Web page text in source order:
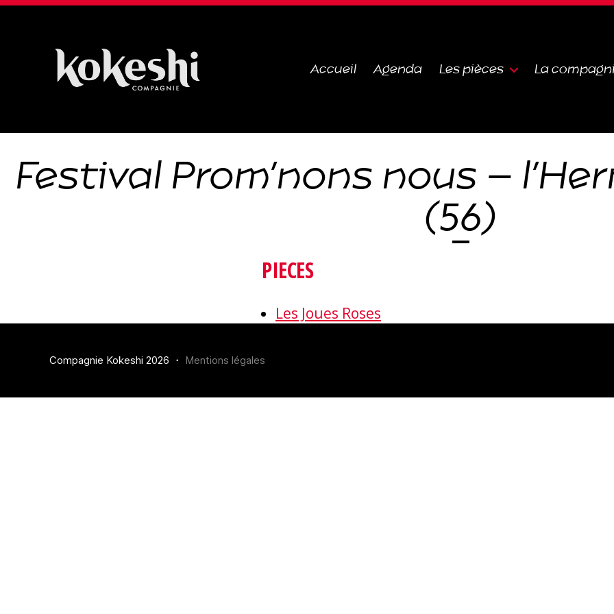
Accueil Agenda Les pièces La
Festival Prom’nons nous –
(56)
PIECES
Les Joues Roses
Compagnie Kokeshi 2026 ・ Mentions légales